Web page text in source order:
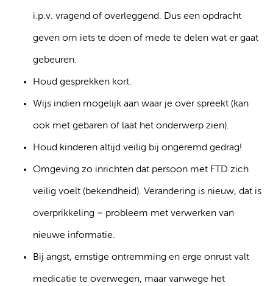
i.p.v. vragend of overleggend. Dus een opdracht
geven om iets te doen of mede te delen wat er gaat
gebeuren.
Houd gesprekken kort.
Wijs indien mogelijk aan waar je over spreekt (kan
ook met gebaren of laat het onderwerp zien).
Houd kinderen altijd veilig bij ongeremd gedrag!
Omgeving zo inrichten dat persoon met FTD zich
veilig voelt (bekendheid). Verandering is nieuw, dat is
overprikkeling = probleem met verwerken van
nieuwe informatie.
Bij angst, ernstige ontremming en erge onrust valt
medicatie te overwegen, maar vanwege het